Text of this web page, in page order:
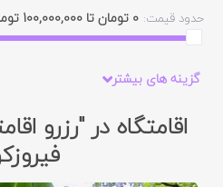
حدود قیمت: 0 تومان تا 100,000,000 تومان
گزینه های بیشتر
اقامتگاه در "رزرو